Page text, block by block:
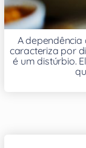
A
caracteriza por
é um distúrbio.